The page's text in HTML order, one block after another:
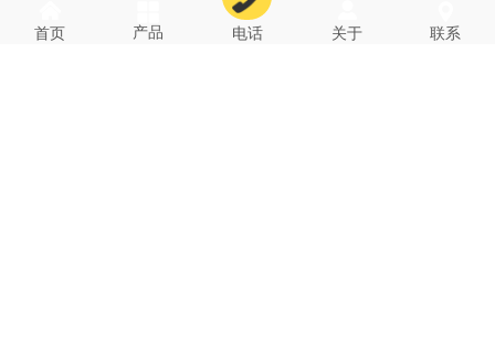
一字锁系列
首页 产品 电话 关于 联系